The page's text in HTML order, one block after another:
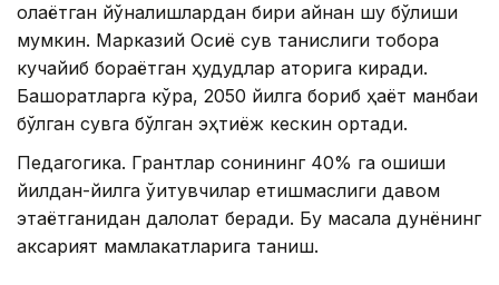
қолаётган йўналишлардан бири айнан шу бўлиши
мумкин. Марказий Осиё сув танқислиги тобора
кучайиб бораётган ҳудудлар қаторига киради.
Башоратларга кўра, 2050 йилга бориб ҳаёт манбаи
бўлган сувга бўлган эҳтиёж кескин ортади.
Педагогика. Грантлар сонининг 40% га ошиши
йилдан-йилга ўқитувчилар етишмаслиги давом
этаётганидан далолат беради. Бу масала дунёнинг
аксарият мамлакатларига таниш.